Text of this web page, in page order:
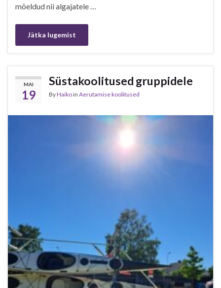
mõeldud nii algajatele …
Jätka lugemist
MAI
19
Süstakoolitused gruppidele
ByHaikoin Aerutamise koolitused